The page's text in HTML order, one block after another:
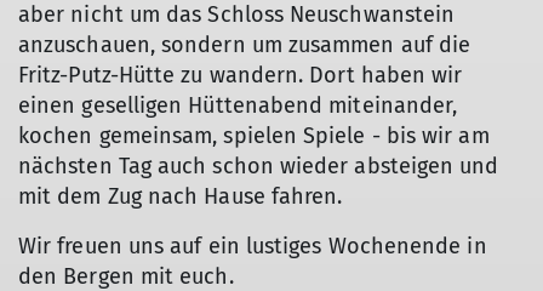
aber nicht um das Schloss Neuschwanstein
anzuschauen, sondern um zusammen auf die
Fritz-Putz-Hütte zu wandern. Dort haben wir
einen geselligen Hüttenabend miteinander,
kochen gemeinsam, spielen Spiele - bis wir am
nächsten Tag auch schon wieder absteigen und
mit dem Zug nach Hause fahren.
Wir freuen uns auf ein lustiges Wochenende in
den Bergen mit euch.